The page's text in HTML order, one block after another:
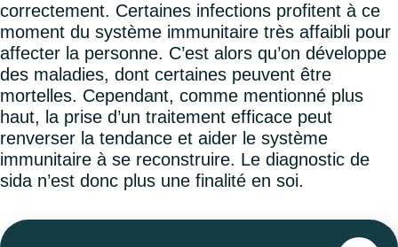
correctement. Certaines infections profitent à ce
moment du système immunitaire très affaibli pour
affecter la personne. C’est alors qu’on développe
des maladies, dont certaines peuvent être
mortelles. Cependant, comme mentionné plus
haut, la prise d’un traitement efficace peut
renverser la tendance et aider le système
immunitaire à se reconstruire. Le diagnostic de
sida n’est donc plus une finalité en soi.